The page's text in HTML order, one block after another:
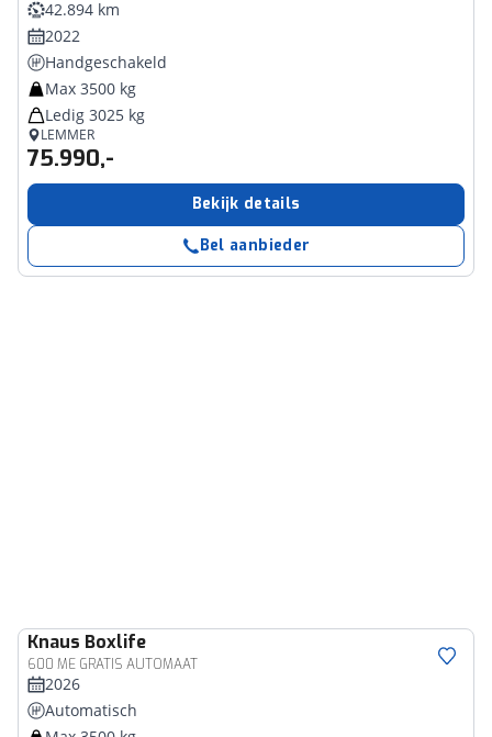
42.894 km
2022
Handgeschakeld
Max 3500 kg
Ledig 3025 kg
LEMMER
75.990,-
Bekijk details
Bel aanbieder
Knaus Boxlife
600 ME GRATIS AUTOMAAT
2026
Automatisch